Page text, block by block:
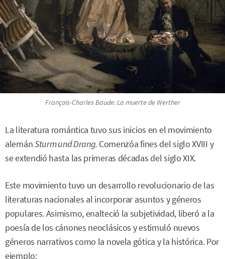
François-Charles Baude:La muerte de Werther
La literatura romántica tuvo sus inicios en el movimiento
alemánSturm und Drang. Comenzóa fines del siglo XVIII y
se extendió hasta las primeras décadas del siglo XIX.
Este movimiento tuvo un desarrollo revolucionario de las
literaturas nacionales al incorporar asuntos y géneros
populares. Asimismo, enalteció la subjetividad, liberó a la
poesía de los cánones neoclásicos y estimuló nuevos
géneros narrativos como la novela gótica y la histórica. Por
ejemplo: